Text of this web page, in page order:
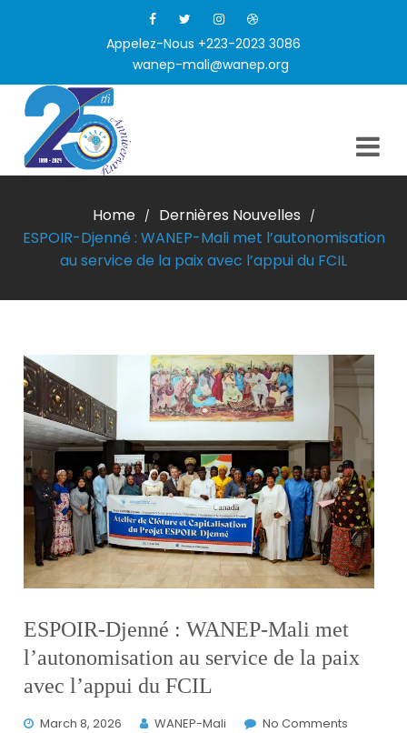
Appelez-Nous +223-2023 3086
wanep-mali@wanep.org
Home / Dernières Nouvelles /
ESPOIR-Djenné : WANEP-Mali met l’autonomisation
au service de la paix avec l’appui du FCIL
ESPOIR-Djenné : WANEP-Mali met
l’autonomisation au service de la paix
avec l’appui du FCIL
March 8, 2026 WANEP-Mali
No Comments